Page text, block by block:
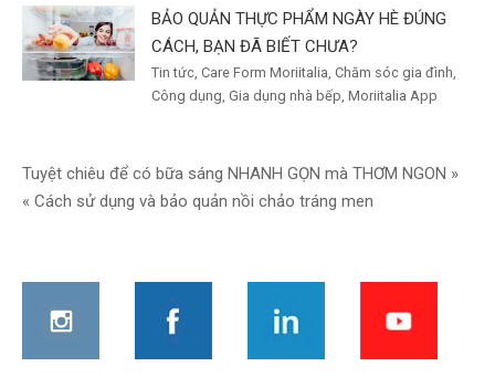
BẢO QUẢN THỰC PHẨM NGÀY HÈ ĐÚNG
CÁCH, BẠN ĐÃ BIẾT CHƯA?
Tin tức, Care Form Moriitalia, Chăm sóc gia đình,
Công dụng, Gia dụng nhà bếp, Moriitalia App
Điều
viết
Tuyệt chiêu để có bữa sáng NHANH GỌN mà THƠM NGON »
« Cách sử dụng và bảo quản nồi chảo tráng men